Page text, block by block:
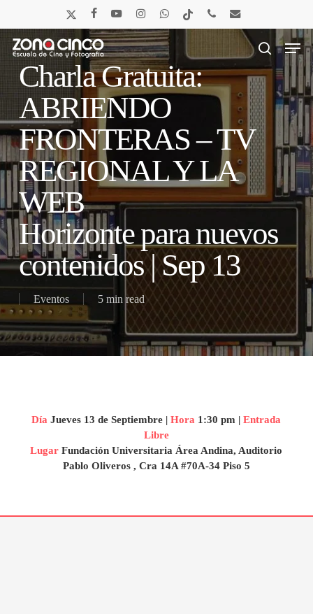
main
content
x-
facebookyoutubeinstagramwhatsapptiktok phone email
Menu
Charla Gratuita:
ABRIENDO
FRONTERAS – TV
REGIONAL Y LA
WEB
Horizonte para nuevos
contenidos | Sep 13
Eventos 5 min read
Día Jueves 13 de Septiembre |Hora 1:30 pm |Entrada
Libre
LugarFundación Universitaria Área Andina, Auditorio
Pablo Oliveros , Cra 14A #70A-34 Piso 5